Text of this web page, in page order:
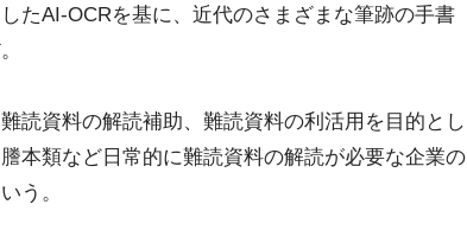
たAI-OCRを基に、近代のさまざまな筆跡の手書
読資料の解読補助、難読資料の利活用を目的とし
本類など日常的に難読資料の解読が必要な企業の
う。